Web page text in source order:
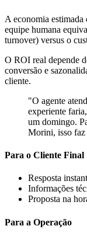
A economia
equipe humana
turnover) versus o
O ROI real depende
conversão e
cliente.
"O agente
experiente
um domingo.
Morini, isso faz
Para o Cliente Final
Resposta
Informações
Proposta na
Para a Operação